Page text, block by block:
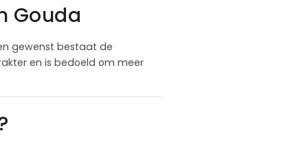
Gouda
gewenst bestaat de
en is bedoeld om meer